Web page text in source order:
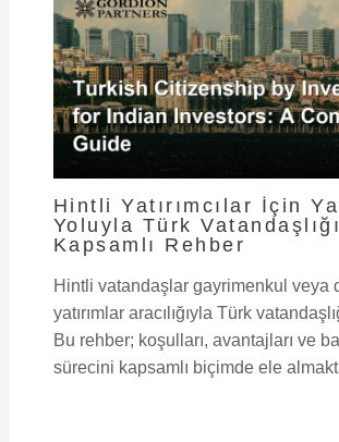
Hintli Yatırımcılar İçin
Yoluyla Türk
Kapsamlı Rehber
Hintli vatandaşlar gayrimenkul veya
yatırımlar aracılığıyla Türk
Bu rehber; koşulları, avantajları ve
sürecini kapsamlı biçimde ele